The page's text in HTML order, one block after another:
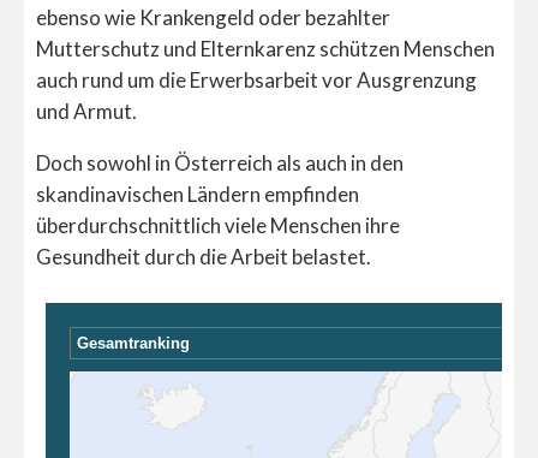
ebenso wie Krankengeld oder bezahlter
Mutterschutz und Elternkarenz schützen Menschen
auch rund um die Erwerbsarbeit vor Ausgrenzung
und Armut.
Doch sowohl in Österreich als auch in den
skandinavischen Ländern empfinden
überdurchschnittlich viele Menschen ihre
Gesundheit durch die Arbeit belastet.